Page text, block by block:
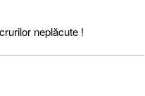
neplăcute !